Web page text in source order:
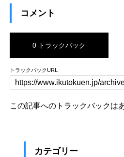
コメント
0 トラックバック
トラックバックURL
この記事へのトラックバックは
カテゴリー